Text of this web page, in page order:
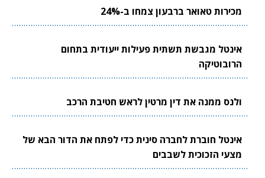
מכירות טאואר ברבעון צמחו ב-24%
אינטל מגבשת תשתית פעילות ייעודית בתחום
הרובוטיקה
ולנס ממנה את דין מרטין לראש חטיבת הרכב
אינטל חוברת לחברה סינית כדי לפתח את הדור הבא של
מצעי הזכוכית לשבבים